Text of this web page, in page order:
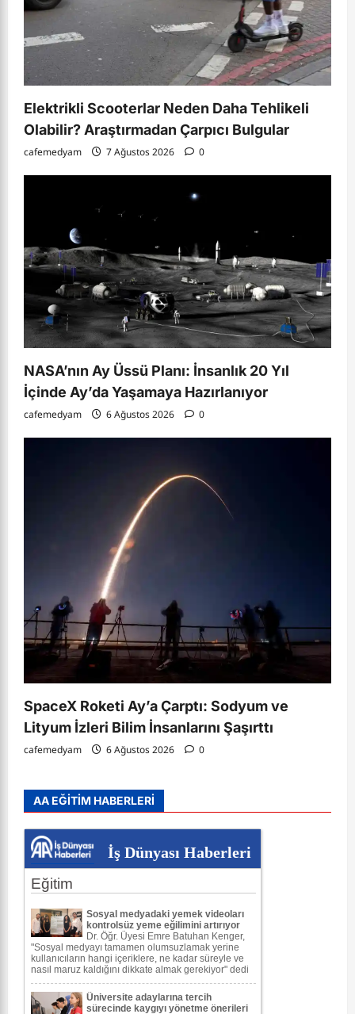
Elektrikli Scooterlar Neden Daha Tehlikeli
Olabilir? Araştırmadan Çarpıcı Bulgular
cafemedyam 7 Ağustos 2026 0
NASA’nın Ay Üssü Planı: İnsanlık 20 Yıl
İçinde Ay’da Yaşamaya Hazırlanıyor
cafemedyam 6 Ağustos 2026 0
SpaceX Roketi Ay’a Çarptı: Sodyum ve
Lityum İzleri Bilim İnsanlarını Şaşırttı
cafemedyam 6 Ağustos 2026 0
AA EĞİTİM HABERLERİ
İş Dünyası Haberleri